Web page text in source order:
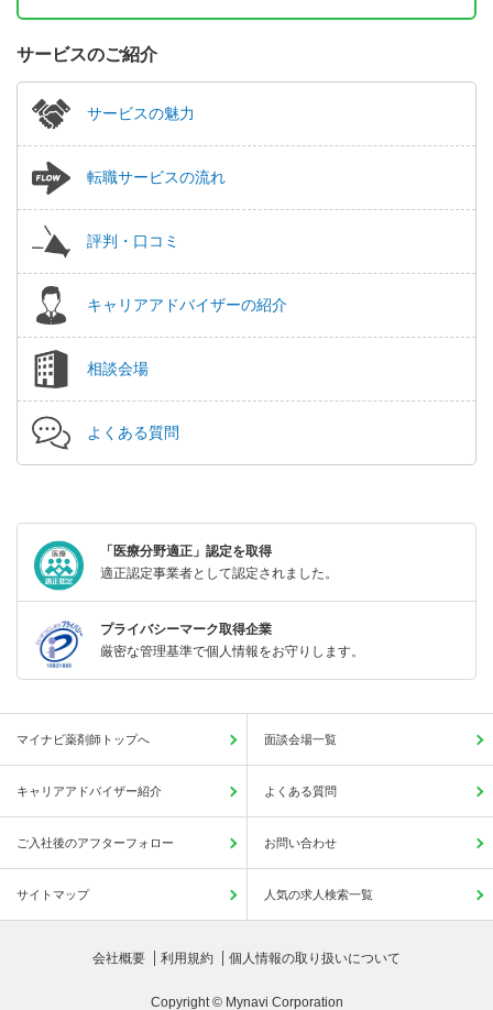
サービスのご紹介
サービスの魅力
転職サービスの流れ
評判・口コミ
キャリアアドバイザーの紹介
相談会場
よくある質問
「医療分野適正」認定を取得
適正認定事業者として認定されました。
プライバシーマーク取得企業
厳密な管理基準で個人情報をお守りします。
マイナビ薬剤師トップへ 面談会場一覧
キャリアアドバイザー紹介 よくある質問
ご入社後のアフターフォロー お問い合わせ
サイトマップ 人気の求人検索一覧
会社概要 利用規約 個人情報の取り扱いについて
Copyright © Mynavi Corporation